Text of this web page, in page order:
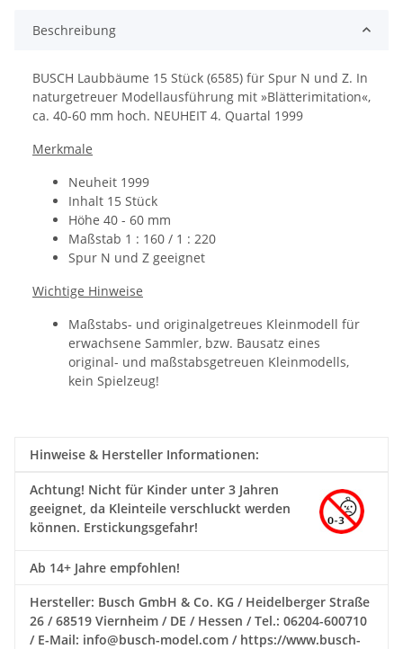
Beschreibung
BUSCH Laubbäume 15 Stück (6585) für Spur N und Z. In
naturgetreuer Modellausführung mit »Blätterimitation«,
ca. 40-60 mm hoch. NEUHEIT 4. Quartal 1999
Merkmale
Neuheit 1999
Inhalt 15 Stück
Höhe 40 - 60 mm
Maßstab 1 : 160 / 1 : 220
Spur N und Z geeignet
Wichtige Hinweise
Maßstabs- und originalgetreues Kleinmodell für
erwachsene Sammler, bzw. Bausatz eines
original- und maßstabsgetreuen Kleinmodells,
kein Spielzeug!
Hinweise & Hersteller Informationen:
Achtung! Nicht für Kinder unter 3 Jahren
geeignet, da Kleinteile verschluckt werden
können. Erstickungsgefahr!
Ab 14+ Jahre empfohlen!
Hersteller: Busch GmbH & Co. KG / Heidelberger Straße
26 / 68519 Viernheim / DE / Hessen / Tel.: 06204-600710
/ E-Mail: info@busch-model.com / https://www.busch-